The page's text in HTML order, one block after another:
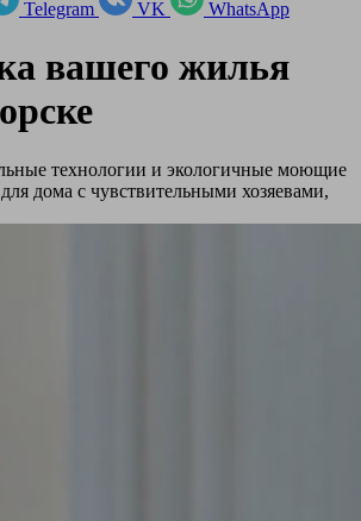
Telegram VK WhatsApp
вашего жилья
технологии и экологичные моющие
дома с чувствительными хозяевами,